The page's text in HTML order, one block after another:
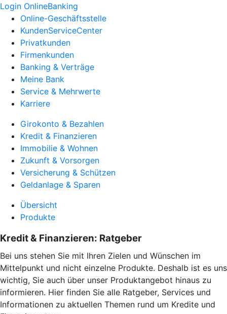
Login OnlineBanking
Online-Geschäftsstelle
KundenServiceCenter
Privatkunden
Firmenkunden
Banking & Verträge
Meine Bank
Service & Mehrwerte
Karriere
Girokonto & Bezahlen
Kredit & Finanzieren
Immobilie & Wohnen
Zukunft & Vorsorgen
Versicherung & Schützen
Geldanlage & Sparen
Übersicht
Produkte
Kredit & Finanzieren: Ratgeber
Bei uns stehen Sie mit Ihren Zielen und Wünschen im
Mittelpunkt und nicht einzelne Produkte. Deshalb ist es uns
wichtig, Sie auch über unser Produktangebot hinaus zu
informieren. Hier finden Sie alle Ratgeber, Services und
Informationen zu aktuellen Themen rund um Kredite und